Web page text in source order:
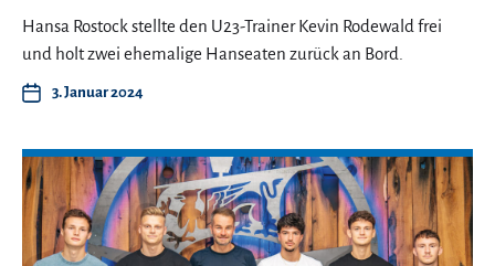
Hansa Rostock stellte den U23-Trainer Kevin Rodewald frei
und holt zwei ehemalige Hanseaten zurück an Bord.
3. Januar 2024